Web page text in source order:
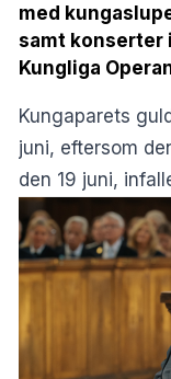
med
samt konserter
Kungliga
Kungaparets
juni, eftersom
den 19 juni,